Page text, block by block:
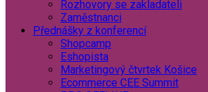
Rozhovory se zakladateli
Zaměstnanci
Přednášky z konferencí
Shopcamp
Eshopista
Marketingový čtvrtek Košice
Ecommerce CEE Summit